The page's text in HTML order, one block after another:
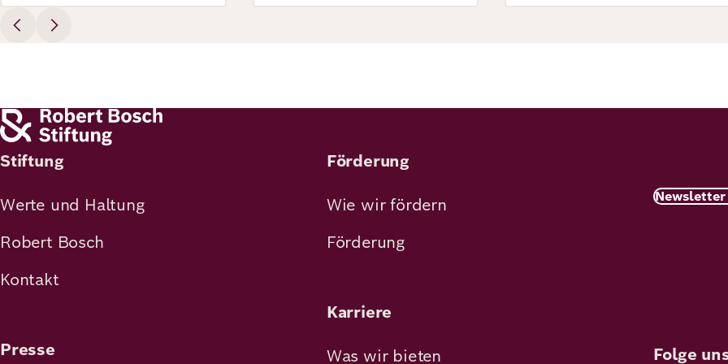
Stiftung
Werte und Haltung
Robert Bosch
Kontakt
Presse
Förderung
Wie wir fördern
Förderung
Karriere
Was wir bieten Folge